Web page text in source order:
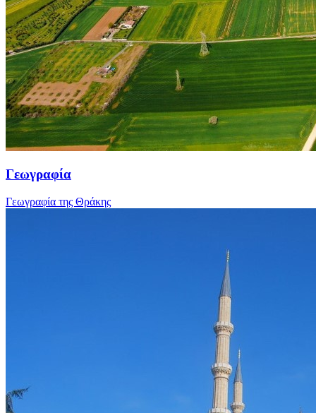
Γεωγραφία
Γεωγραφία της Θράκης